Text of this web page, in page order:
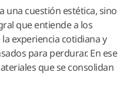
una cuestión estética, sino
que entiende a los
experiencia cotidiana y
para perdurar. En ese
que se consolidan